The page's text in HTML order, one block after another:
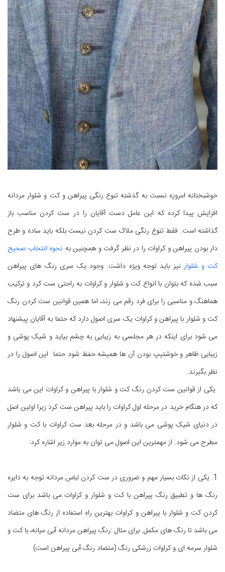
خوشبختانه امروزه نسبت به گذشته تنوع رنگی پیراهن و کت و شلوار مردانه
افزایش پیدا کرده که این عامل دست آقایان را در ست کردن مناسب باز
گذاشته است. فقط تنوع رنگی ملاک ست کردن نیست بلکه باید ساده و طرح
دار بودن پیراهن و کراوات را در نظر گرفت و همچنین به نحوه انتخاب صحیح
کت و شلوارنیز باید توجه ویژه داشت. وجود یک سری رنگ های پیراهن
سبب شده که بتوان با انواع کت و شلوار و کراوات به راحتی ست کرد و ترکیب
هماهنگ و مناسبی را برای فرد رقم می زند، اما همین قوانین ست کردن رنگ
کت و شلوار با پیراهن و کراوات یک سری اصول دارد که حتما به آقایان پیشنهاد
می شود برای اینکه در هر مجلسی به زیبایی به چشم بیاید و شیک پوشی و
زیبایی ظاهر و خوشتیپ بودن آن ها همیشه حفظ شود حتما این اصول را در
نظر بگیرند.
یکی از قوانین ست کردن رنگ کت و شلوار با پیراهن و کراوات این می باشد
که در هنگام خرید در مرحله اول کراوات را باید پیراهن ست کرد زیرا اولین اصل
در دنیای شیک پوشی می باشد و در مرحله بعد ست کراوات با کت و شلوار
مطرح می شود. از مهمترین این اصول می توان به موارد زیر اشاره کرد:
1. یکی از نکات بسیار مهم و ضروری در ست کردن لباس مردانه توجه به دایره
رنگ ها و تطبیق رنگ پیراهن با کت و شلوار و کراوات می باشد برای ست
کردن کت و شلوار با پیراهن و کراوات بهترین راه استفاده از رنگ های متضاد
می باشد تا رنگ های مکمل. برای مثال :رنگ پیراهن مردانه آبی میانه، با کت و
شلوار سرمه ای و کراوات زرشکی رنگ (متضاد رنگ آبی پیراهن است)